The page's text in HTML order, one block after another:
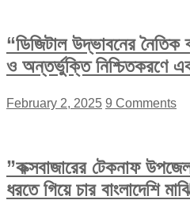
“ডিজিটাল উদ্ভাবনের নৈতিক
ও অন্তর্ভুক্তি নিশ্চিতকরণে
February 2, 2025 9 Comments
”কক্সবাজারের টেকনাফ
ধরতে গিয়ে চার বাংলাদেশি